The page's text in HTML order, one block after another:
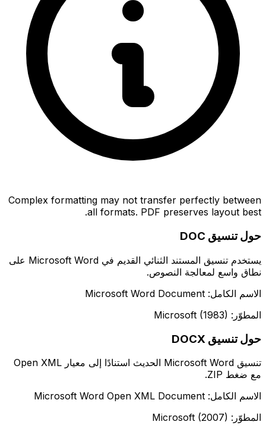
Complex formatting may not transfer perfectly between
all formats. PDF preserves layout best.
حول تنسيق DOC
يستخدم تنسيق المستند الثنائي القديم في Microsoft Word على
نطاق واسع لمعالجة النصوص.
الاسم الكامل: Microsoft Word Document
المطوّر: Microsoft (1983)
حول تنسيق DOCX
تنسيق Microsoft Word الحديث استنادًا إلى معيار Open XML
مع ضغط ZIP.
الاسم الكامل: Microsoft Word Open XML Document
المطوّر: Microsoft (2007)